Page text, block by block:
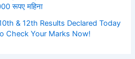
रूपए महिना
& 12th Results Declared Today
Check Your Marks Now!